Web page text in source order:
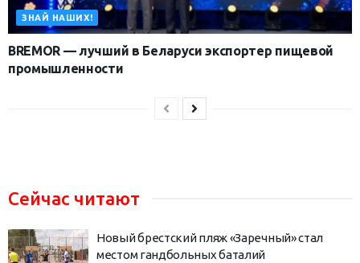
ЗНАЙ НАШИХ!
BREMOR — лучший в Беларуси экспортер пищевой
промышленности
Сейчас читают
Новый брестский пляж «Заречный» стал
местом гандбольных баталий